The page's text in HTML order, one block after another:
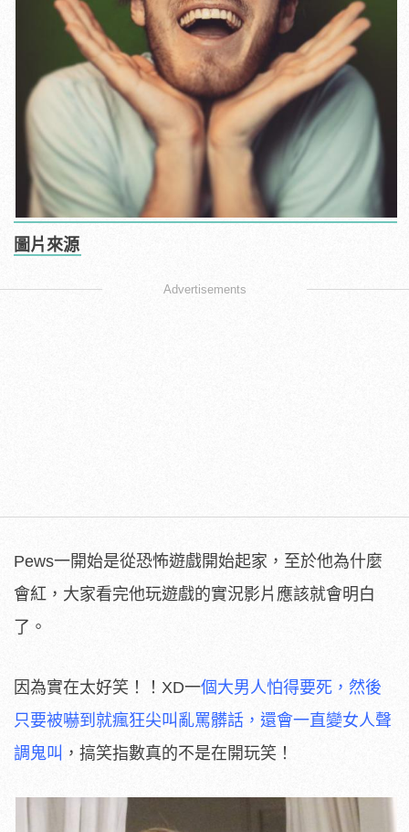
圖片來源
Advertisements
Pews一開始是從恐怖遊戲開始起家，至於他為什麼
會紅，大家看完他玩遊戲的實況影片應該就會明白
了。
因為實在太好笑！！XD一個大男人怕得要死，然後
只要被嚇到就瘋狂尖叫亂罵髒話，還會一直變女人聲
調鬼叫 ，搞笑指數真的不是在開玩笑！